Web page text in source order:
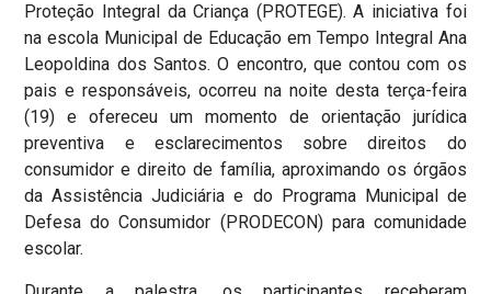
Proteção Integral da Criança (PROTEGE). A iniciativa foi
na escola Municipal de Educação em Tempo Integral Ana
Leopoldina dos Santos. O encontro, que contou com os
pais e responsáveis, ocorreu na noite desta terça-feira
(19) e ofereceu um momento de orientação jurídica
preventiva e esclarecimentos sobre direitos do
consumidor e direito de família, aproximando os órgãos
da Assistência Judiciária e do Programa Municipal de
Defesa do Consumidor (PRODECON) para comunidade
escolar.